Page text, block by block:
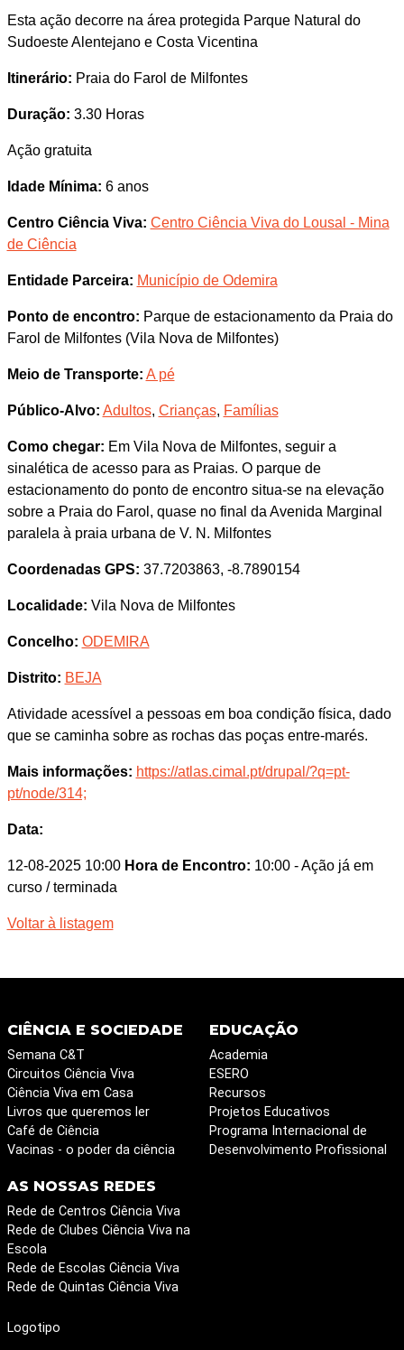
Esta ação decorre na área protegida Parque Natural do
Sudoeste Alentejano e Costa Vicentina
Itinerário: Praia do Farol de Milfontes
Duração: 3.30 Horas
Ação gratuita
Idade Mínima: 6 anos
Centro Ciência Viva: Centro Ciência Viva do Lousal - Mina
de Ciência
Entidade Parceira: Município de Odemira
Ponto de encontro: Parque de estacionamento da Praia do
Farol de Milfontes (Vila Nova de Milfontes)
Meio de Transporte: A pé
Público-Alvo: Adultos, Crianças, Famílias
Como chegar: Em Vila Nova de Milfontes, seguir a
sinalética de acesso para as Praias. O parque de
estacionamento do ponto de encontro situa-se na elevação
sobre a Praia do Farol, quase no final da Avenida Marginal
paralela à praia urbana de V. N. Milfontes
Coordenadas GPS: 37.7203863, -8.7890154
Localidade: Vila Nova de Milfontes
Concelho: ODEMIRA
Distrito: BEJA
Atividade acessível a pessoas em boa condição física, dado
que se caminha sobre as rochas das poças entre-marés.
Mais informações: https://atlas.cimal.pt/drupal/?q=pt-
pt/node/314;
Data:
12-08-2025 10:00 Hora de Encontro: 10:00 - Ação já em
curso / terminada
Voltar à listagem
CIÊNCIA E SOCIEDADE
Semana C&T
Circuitos Ciência Viva
Ciência Viva em Casa
Livros que queremos ler
Café de Ciência
Vacinas - o poder da ciência
EDUCAÇÃO
Academia
ESERO
Recursos
Projetos Educativos
Programa Internacional de
Desenvolvimento Profissional
AS NOSSAS REDES
Rede de Centros Ciência Viva
Rede de Clubes Ciência Viva na
Escola
Rede de Escolas Ciência Viva
Rede de Quintas Ciência Viva
Logotipo